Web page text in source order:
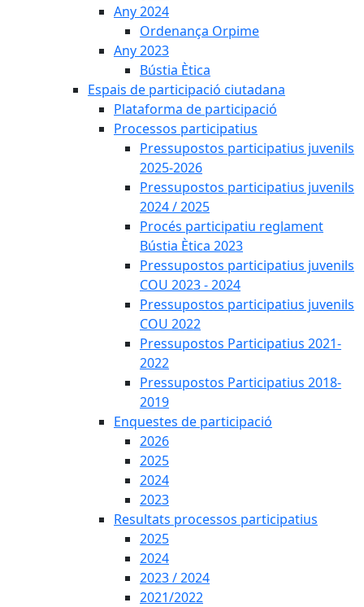
Any 2024
Ordenança Orpime
Any 2023
Bústia Ètica
Espais de participació ciutadana
Plataforma de participació
Processos participatius
Pressupostos participatius juvenils
2025-2026
Pressupostos participatius juvenils
2024 / 2025
Procés participatiu reglament
Bústia Ètica 2023
Pressupostos participatius juvenils
COU 2023 - 2024
Pressupostos participatius juvenils
COU 2022
Pressupostos Participatius 2021-
2022
Pressupostos Participatius 2018-
2019
Enquestes de participació
2026
2025
2024
2023
Resultats processos participatius
2025
2024
2023 / 2024
2021/2022